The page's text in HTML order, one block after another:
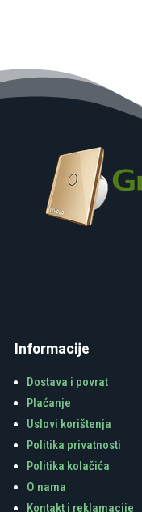
Informacije
Dostava i povrat
Plaćanje
Uslovi korištenja
Politika privatnosti
Politika kolačića
O nama
Kontakt i reklamacije